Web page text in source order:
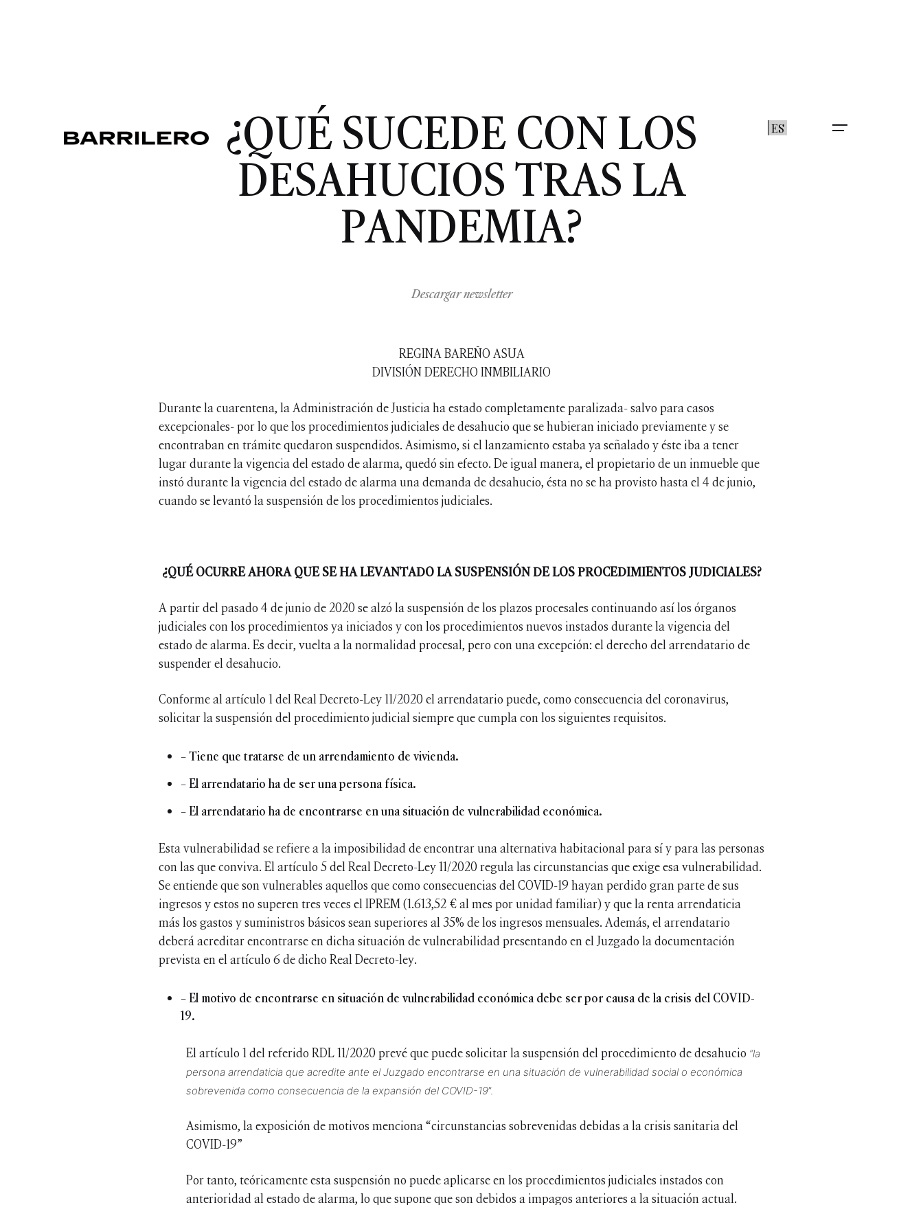
ES
¿QUÉ SUCEDE CON LOS
DESAHUCIOS TRAS LA
PANDEMIA?
Descargar newsletter
REGINA BAREÑO ASUA
DIVISIÓN DERECHO INMBILIARIO
Durante la cuarentena, la Administración de Justicia ha estado completamente paralizada- salvo para casos
excepcionales- por lo que los procedimientos judiciales de desahucio que se hubieran iniciado previamente y se
encontraban en trámite quedaron suspendidos. Asimismo, si el lanzamiento estaba ya señalado y éste iba a tener
lugar durante la vigencia del estado de alarma, quedó sin efecto. De igual manera, el propietario de un inmueble que
instó durante la vigencia del estado de alarma una demanda de desahucio, ésta no se ha provisto hasta el 4 de junio,
cuando se levantó la suspensión de los procedimientos judiciales.
¿QUÉ OCURRE AHORA QUE SE HA LEVANTADO LA SUSPENSIÓN DE LOS PROCEDIMIENTOS JUDICIALES?
A partir del pasado 4 de junio de 2020 se alzó la suspensión de los plazos procesales continuando así los órganos
judiciales con los procedimientos ya iniciados y con los procedimientos nuevos instados durante la vigencia del
estado de alarma. Es decir, vuelta a la normalidad procesal, pero con una excepción: el derecho del arrendatario de
suspender el desahucio.
Conforme al artículo 1 del Real Decreto-Ley 11/2020 el arrendatario puede, como consecuencia del coronavirus,
solicitar la suspensión del procedimiento judicial siempre que cumpla con los siguientes requisitos.
– Tiene que tratarse de un arrendamiento de vivienda.
– El arrendatario ha de ser una persona física.
– El arrendatario ha de encontrarse en una situación de vulnerabilidad económica.
Esta vulnerabilidad se refiere a la imposibilidad de encontrar una alternativa habitacional para sí y para las personas
con las que conviva. El artículo 5 del Real Decreto-Ley 11/2020 regula las circunstancias que exige esa vulnerabilidad.
Se entiende que son vulnerables aquellos que como consecuencias del COVID-19 hayan perdido gran parte de sus
ingresos y estos no superen tres veces el IPREM (1.613,52 € al mes por unidad familiar) y que la renta arrendaticia
más los gastos y suministros básicos sean superiores al 35% de los ingresos mensuales. Además, el arrendatario
deberá acreditar encontrarse en dicha situación de vulnerabilidad presentando en el Juzgado la documentación
prevista en el artículo 6 de dicho Real Decreto-ley.
– El motivo de encontrarse en situación de vulnerabilidad económica debe ser por causa de la crisis del COVID-
19.
El artículo 1 del referido RDL 11/2020 prevé que puede solicitar la suspensión del procedimiento de desahucio “la
persona arrendaticia que acredite ante el Juzgado encontrarse en una situación de vulnerabilidad social o económica
sobrevenida como consecuencia de la expansión del COVID-19”.
Asimismo, la exposición de motivos menciona “circunstancias sobrevenidas debidas a la crisis sanitaria del
COVID-19”
Por tanto, teóricamente esta suspensión no puede aplicarse en los procedimientos judiciales instados con
anterioridad al estado de alarma, lo que supone que son debidos a impagos anteriores a la situación actual.